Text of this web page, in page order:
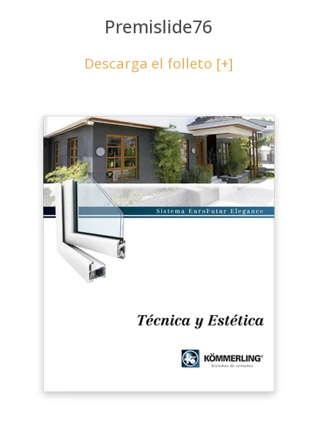
Premislide76
Descarga el folleto [+]